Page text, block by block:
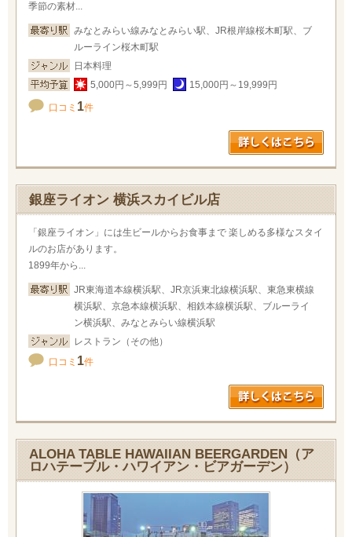
季節の素材...
みなとみらい線みなとみらい駅、JR根岸線桜木町駅、ブ
ルーライン桜木町駅
日本料理
5,000円～5,999円
15,000円～19,999円
口コミ 1件
銀座ライオン 横浜スカイビル店
「銀座ライオン」には生ビールからお食事まで 楽しめる多様なスタイ
ルのお店があります。
1899年から...
JR東海道本線横浜駅、JR京浜東北線横浜駅、東急東横線
横浜駅、京急本線横浜駅、相鉄本線横浜駅、ブルーライ
ン横浜駅、みなとみらい線横浜駅
レストラン（その他）
口コミ 1件
ALOHA TABLE HAWAIIAN BEERGARDEN（ア
ロハテーブル・ハワイアン・ビアガーデン）